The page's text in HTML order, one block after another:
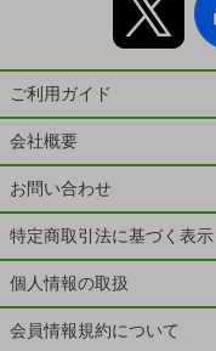
ご利用ガイド
会社概要
お問い合わせ
特定商取引法に基づく表示
個人情報の取扱
会員情報規約について